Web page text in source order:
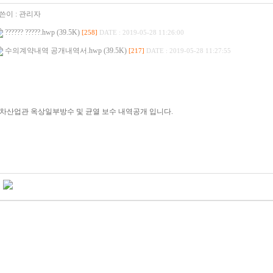
이 : 관리자
?????? ?????.hwp (39.5K) [258] DATE : 2019-05-28 11:26:00
수의계약내역 공개내역서.hwp (39.5K) [217] DATE : 2019-05-28 11:27:55
산업관 옥상일부방수 및 균열 보수 내역공개 입니다.